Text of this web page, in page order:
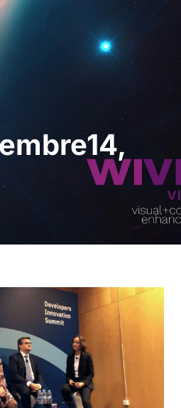
demostració